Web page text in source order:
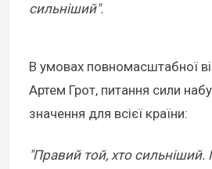
сильніший".
В умовах повномасштабної
Артем Грот, питання сили
значення для всієї країни:
"Правий той, хто сильніший.